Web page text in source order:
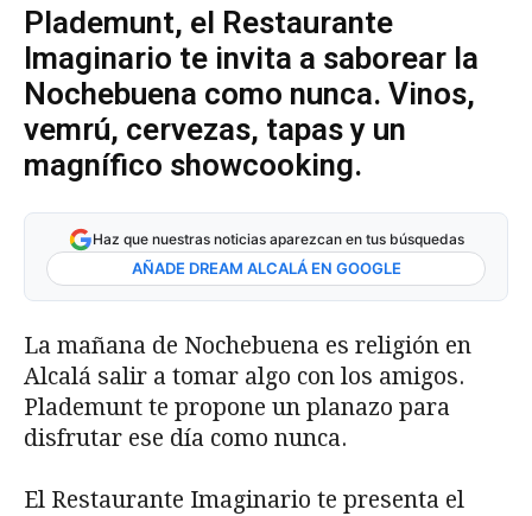
Plademunt, el Restaurante
Imaginario te invita a saborear la
Nochebuena como nunca. Vinos,
vemrú, cervezas, tapas y un
magnífico showcooking.
Haz que nuestras noticias aparezcan en tus búsquedas
AÑADE DREAM ALCALÁ EN GOOGLE
La mañana de Nochebuena es religión en
Alcalá salir a tomar algo con los amigos.
Plademunt te propone un planazo para
disfrutar ese día como nunca.
El Restaurante Imaginario te presenta el